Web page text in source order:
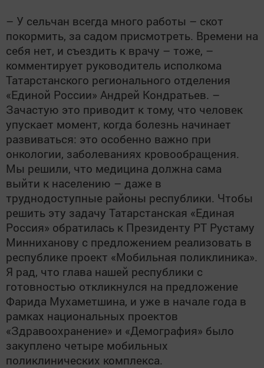
– У сельчан всегда много работы – скот
покормить, за садом присмотреть. Времени на
себя нет, и съездить к врачу – тоже, –
комментирует руководитель исполкома
Татарстанского регионального отделения
«Единой России» Андрей Кондратьев. –
Зачастую это приводит к тому, что человек
упускает момент, когда болезнь начинает
развиваться: это особенно важно при
онкологии, заболеваниях кровообращения.
Мы решили, что медицина должна сама
выйти к населению – даже в
труднодоступные районы республики. Чтобы
решить эту задачу Татарстанская «Единая
Россия» обратилась к Президенту РТ Рустаму
Минниханову с предложением реализовать в
республике проект «Мобильная поликлиника».
Я рад, что глава нашей республики с
готовностью откликнулся на предложение
Фарида Мухаметшина, и уже в начале года в
рамках национальных проектов
«Здравоохранение» и «Демография» было
закуплено четыре мобильных
поликлинических комплекса.